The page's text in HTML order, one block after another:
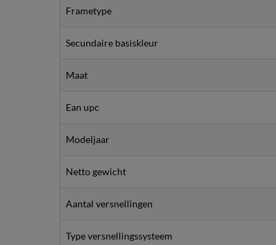
Frametype
Secundaire basiskleur
Maat
Ean upc
Modeljaar
Netto gewicht
Aantal versnellingen
Type versnellingssysteem